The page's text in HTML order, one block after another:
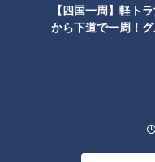
【四国一周】軽ト
から下道で一周！